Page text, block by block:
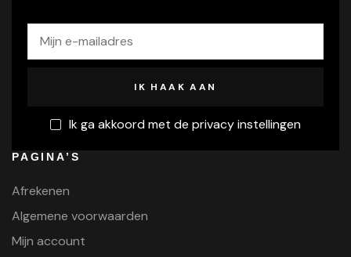
Ik ga akkoord met de privacy instellingen
PAGINA’S
Afrekenen
Algemene voorwaarden
Mijn account